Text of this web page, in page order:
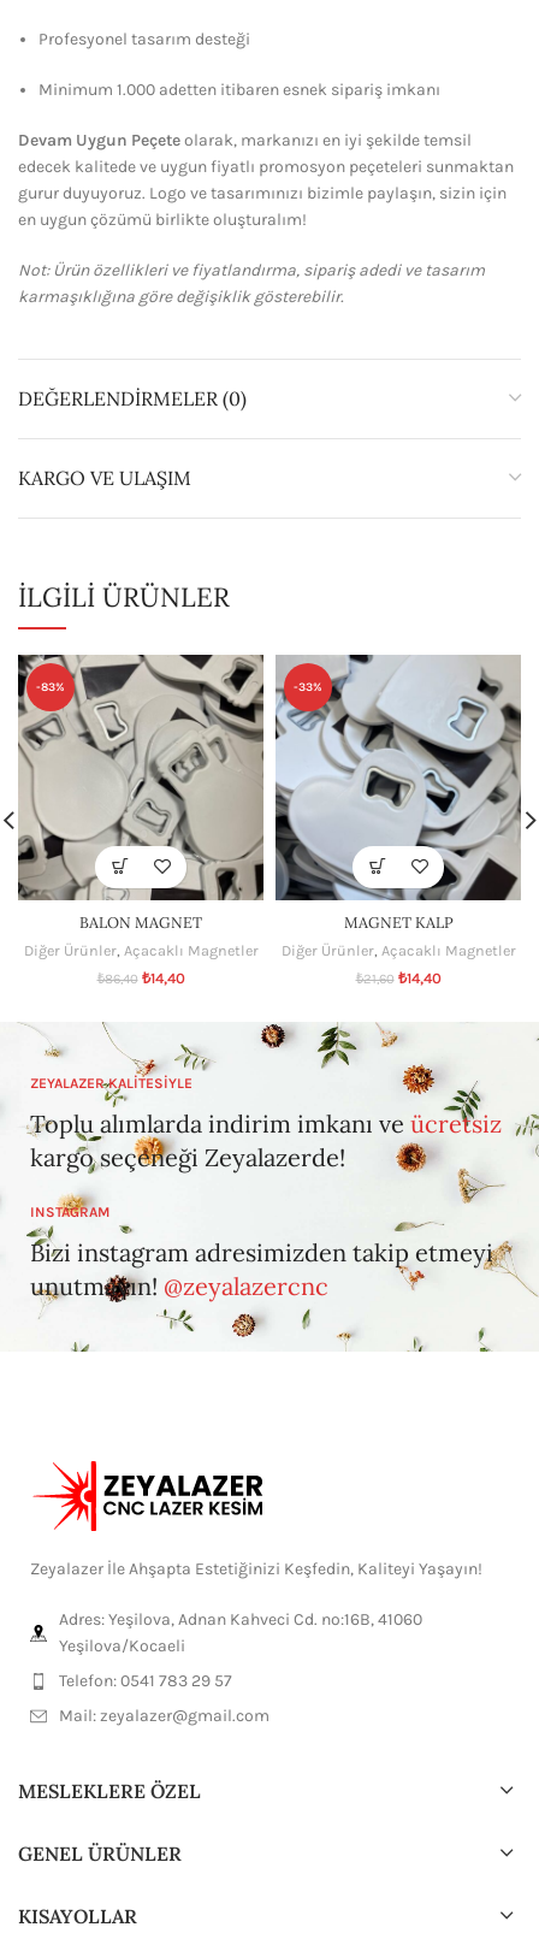
Profesyonel tasarım desteği
Minimum 1.000 adetten itibaren esnek sipariş imkanı
Devam Uygun Peçeteolarak, markanızı en iyi şekilde temsil
edecek kalitede ve uygun fiyatlı promosyon peçeteleri sunmaktan
gurur duyuyoruz. Logo ve tasarımınızı bizimle paylaşın, sizin için
en uygun çözümü birlikte oluşturalım!
Not: Ürün özellikleri ve fiyatlandırma, sipariş adedi ve tasarım
karmaşıklığına göre değişiklik gösterebilir.
DEĞERLENDIRMELER (0)
KARGO VE ULAŞIM
İLGILI ÜRÜNLER
-83%
BALON MAGNET
Diğer Ürünler, Açacaklı Magnetler
₺86,40 ₺14,40
-33%
MAGNET KALP
Diğer Ürünler, Açacaklı Magnetler
₺21,60 ₺14,40
ZEYALAZER KALİTESİYLE
Toplu alımlarda indirim imkanı veücretsiz
kargo seçeneği Zeyalazerde!
INSTAGRAM
Bizi instagram adresimizden takip etmeyi
unutmayın! @zeyalazercnc
Zeyalazer İle Ahşapta Estetiğinizi Keşfedin, Kaliteyi Yaşayın!
Adres: Yeşilova, Adnan Kahveci Cd. no:16B, 41060
Yeşilova/Kocaeli
Telefon: 0541 783 29 57
Mail:zeyalazer@gmail.com
MESLEKLERE ÖZEL
GENEL ÜRÜNLER
KISAYOLLAR